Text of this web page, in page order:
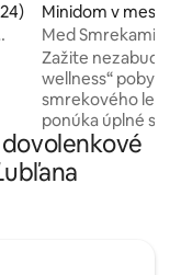
ohodnotenie 5 z
Minidom v meste
Gorenjskem
Med Smrekami |
kúpeľné útočisko
Zažite
wellness“ pobyt v
smrekového
ponúka úplné
samostatných
romantickej
panoramatickým